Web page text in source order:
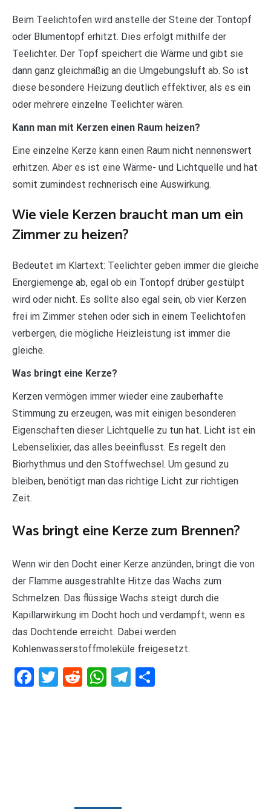
Beim Teelichtofen wird anstelle der Steine der Tontopf
oder Blumentopf erhitzt. Dies erfolgt mithilfe der
Teelichter. Der Topf speichert die Wärme und gibt sie
dann ganz gleichmäßig an die Umgebungsluft ab. So ist
diese besondere Heizung deutlich effektiver, als es ein
oder mehrere einzelne Teelichter wären.
Kann man mit Kerzen einen Raum heizen?
Eine einzelne Kerze kann einen Raum nicht nennenswert
erhitzen. Aber es ist eine Wärme- und Lichtquelle und hat
somit zumindest rechnerisch eine Auswirkung.
Wie viele Kerzen braucht man um ein
Zimmer zu heizen?
Bedeutet im Klartext: Teelichter geben immer die gleiche
Energiemenge ab, egal ob ein Tontopf drüber gestülpt
wird oder nicht. Es sollte also egal sein, ob vier Kerzen
frei im Zimmer stehen oder sich in einem Teelichtofen
verbergen, die mögliche Heizleistung ist immer die
gleiche.
Was bringt eine Kerze?
Kerzen vermögen immer wieder eine zauberhafte
Stimmung zu erzeugen, was mit einigen besonderen
Eigenschaften dieser Lichtquelle zu tun hat. Licht ist ein
Lebenselixier, das alles beeinflusst. Es regelt den
Biorhythmus und den Stoffwechsel. Um gesund zu
bleiben, benötigt man das richtige Licht zur richtigen
Zeit.
Was bringt eine Kerze zum Brennen?
Wenn wir den Docht einer Kerze anzünden, bringt die von
der Flamme ausgestrahlte Hitze das Wachs zum
Schmelzen. Das flüssige Wachs steigt durch die
Kapillarwirkung im Docht hoch und verdampft, wenn es
das Dochtende erreicht. Dabei werden
Kohlenwasserstoffmoleküle freigesetzt.
Facebook
Twitter
RedditWhatsApp
Telegram